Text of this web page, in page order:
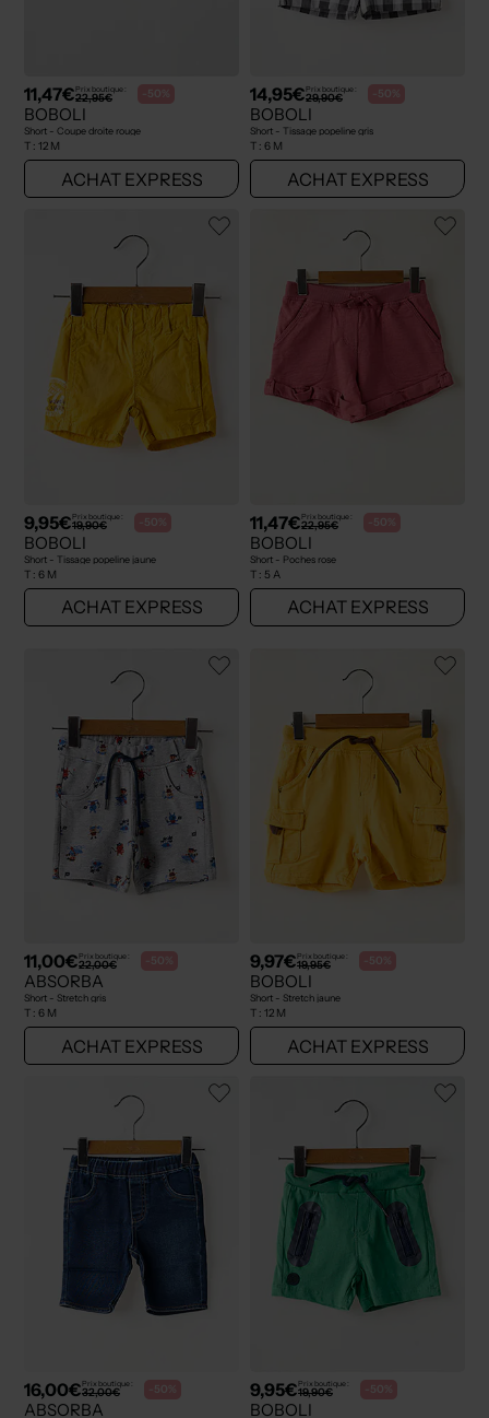
11,47€Prix boutique :
22,95€ -50%
BOBOLI
Short - Coupe droite rouge
T : 12 M
ACHAT EXPRESS
14,95€Prix boutique :
29,90€ -50%
BOBOLI
Short - Tissage popeline gris
T : 6 M
ACHAT EXPRESS
9,95€Prix boutique :
19,90€ -50%
BOBOLI
Short - Tissage popeline jaune
T : 6 M
ACHAT EXPRESS
11,47€Prix boutique :
22,95€ -50%
BOBOLI
Short - Poches rose
T : 5 A
ACHAT EXPRESS
11,00€Prix boutique :
22,00€ -50%
ABSORBA
Short - Stretch gris
T : 6 M
ACHAT EXPRESS
9,97€Prix boutique :
19,95€ -50%
BOBOLI
Short - Stretch jaune
T : 12 M
ACHAT EXPRESS
16,00€Prix boutique :
32,00€ -50%
ABSORBA
9,95€Prix boutique :
19,90€ -50%
BOBOLI